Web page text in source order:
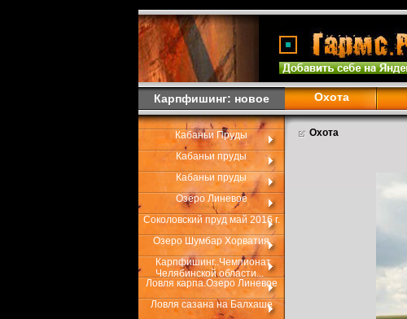
Карпфишинг: новое Охота
Кабаньи Пруды
Кабаньи пруды
Кабаньи пруды
Озеро Линевое
Соколовский пруд май 2016 г.
Озеро Шумбар Хорватия
Карпфишинг..Чемпионат
Челябинской области...
Ловля карпа.Озеро Линевое
Ловля сазана на Балхаше
Охота